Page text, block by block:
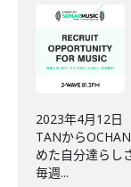
2023年4月12日
TANから
めた自分達らし
毎週...